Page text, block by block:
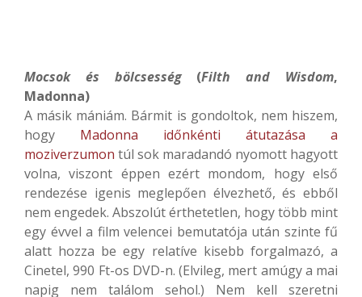
Mocsok és bölcsesség(Filth and Wisdom,
Madonna)
A másik mániám. Bármit is gondoltok, nem hiszem,
hogy Madonna időnkénti átutazása a
moziverzumon túl sok maradandó nyomott hagyott
volna, viszont éppen ezért mondom, hogy első
rendezése igenis meglepően élvezhető, és ebből
nem engedek. Abszolút érthetetlen, hogy több mint
egy évvel a film velencei bemutatója után szinte fű
alatt hozza be egy relatíve kisebb forgalmazó, a
Cinetel, 990 Ft-os DVD-n. (Elvileg, mert amúgy a mai
napig nem találom sehol.) Nem kell szeretni